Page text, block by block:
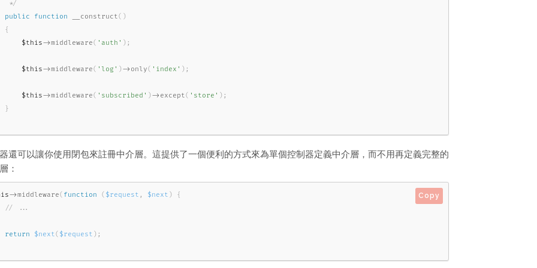
*/
public
function __construct( )
{
$this->middleware( 'auth' ) ;
$this->middleware( 'log' ) -> only( 'index' ) ;
$this->middleware( 'subscribed' ) -> except( 'store' ) ;
}
還可以讓你使用閉包來註冊中介層。這提供了一個便利的方式來為單個控制器定義中介層，而不用再定義完整的
：
->middleware( function ( $request , $next )
{
return $next( $request ) ;
Copy